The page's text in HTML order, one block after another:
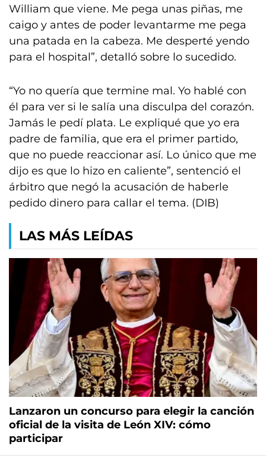
William que viene. Me pega unas piñas, me
caigo y antes de poder levantarme me pega
una patada en la cabeza. Me desperté yendo
para el hospital”, detalló sobre lo sucedido.
“Yo no quería que termine mal. Yo hablé con
él para ver si le salía una disculpa del corazón.
Jamás le pedí plata. Le expliqué que yo era
padre de familia, que era el primer partido,
que no puede reaccionar así. Lo único que me
dijo es que lo hizo en caliente”, sentenció el
árbitro que negó la acusación de haberle
pedido dinero para callar el tema. (DIB)
LAS MÁS LEÍDAS
Lanzaron un concurso para elegir la canción
oficial de la visita de León XIV: cómo
participar